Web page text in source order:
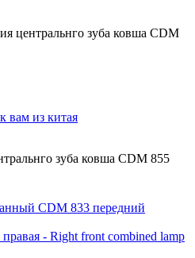
центральнго зуба ковша CDM
вам из китая
зуба ковша CDM 855
CDM 833 передний
- Right front combined lamp